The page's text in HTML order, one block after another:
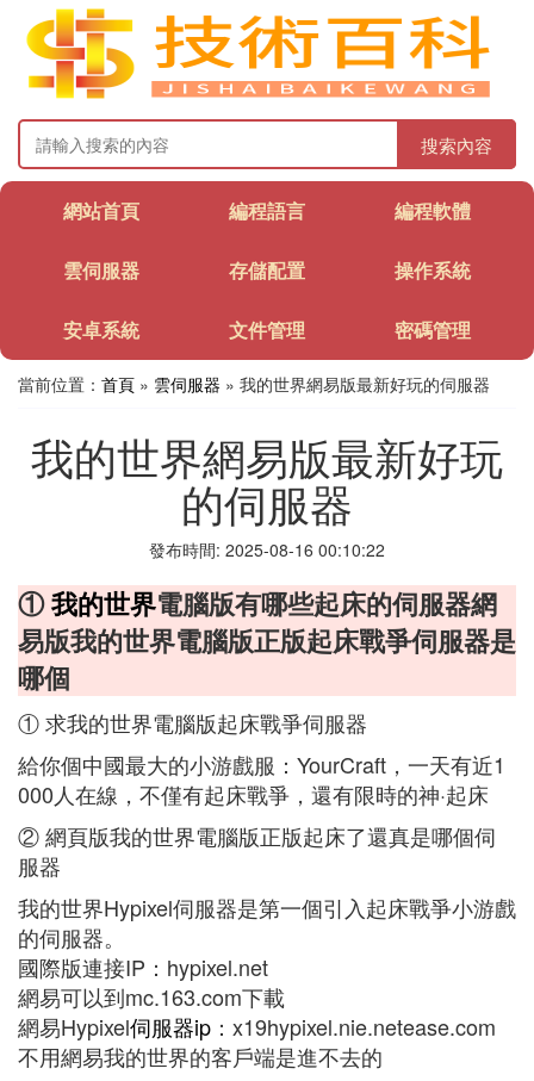
搜索內容
網站首頁 編程語言 編程軟體
雲伺服器 存儲配置 操作系統
安卓系統 文件管理 密碼管理
當前位置： 首頁 » 雲伺服器 » 我的世界網易版最新好玩的伺服器
我的世界網易版最新好玩
的伺服器
發布時間: 2025-08-16 00:10:22
①我的世界電腦版有哪些起床的伺服器網
易版我的世界電腦版正版起床戰爭伺服器是
哪個
① 求我的世界電腦版起床戰爭伺服器
給你個中國最大的小游戲服：YourCraft，一天有近1
000人在線，不僅有起床戰爭，還有限時的神·起床
② 網頁版我的世界電腦版正版起床了還真是哪個伺
服器
我的世界Hypixel伺服器是第一個引入起床戰爭小游戲
的伺服器。
國際版連接IP：hypixel.net
網易可以到mc.163.com下載
網易Hypixel伺服器ip ：x19hypixel.nie.netease.com
不用網易我的世界的客戶端是進不去的